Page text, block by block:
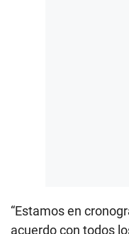
“Estamos en
acuerdo con todos